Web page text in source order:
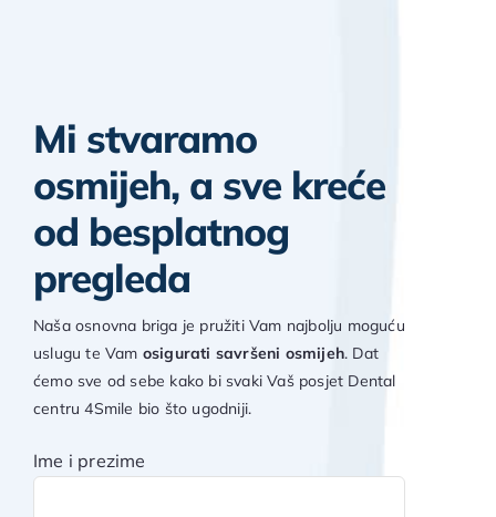
Mi stvaramo
osmijeh, a sve kreće
od besplatnog
pregleda
Naša osnovna briga je pružiti Vam najbolju moguću
uslugu te Vam osigurati savršeni osmijeh. Dat
ćemo sve od sebe kako bi svaki Vaš posjet Dental
centru 4Smile bio što ugodniji.
Ime i prezime